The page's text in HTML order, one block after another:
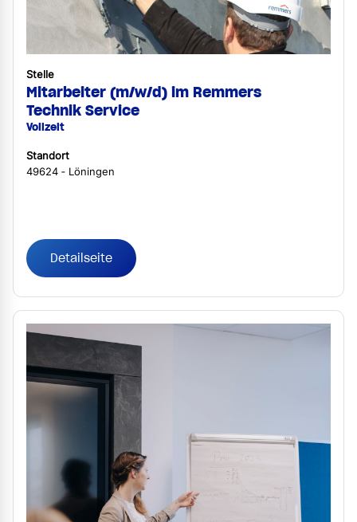
Stelle
Mitarbeiter (m/w/d) im Remmers
Technik Service
Vollzeit
Standort
49624 ‐ Löningen
Detailseite